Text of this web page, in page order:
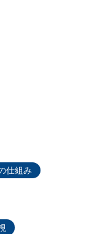
仕組み